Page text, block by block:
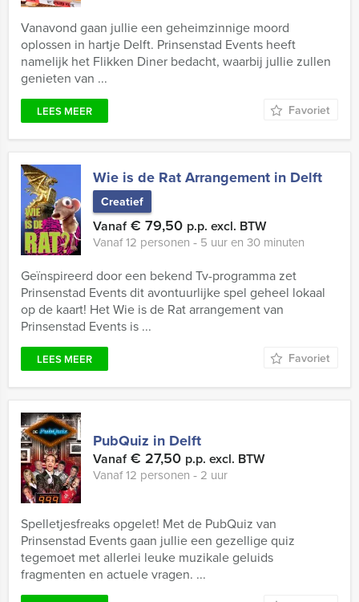
Vanavond gaan jullie een geheimzinnige moord
oplossen in hartje Delft. Prinsenstad Events heeft
namelijk het Flikken Diner bedacht, waarbij jullie zullen
genieten van ...
LEES MEER Favoriet
Wie is de Rat Arrangement in Delft
Creatief
Vanaf€ 79,50 p.p. excl. BTW
Vanaf 12 personen ‐ 5 uur en 30 minuten
Geïnspireerd door een bekend Tv-programma zet
Prinsenstad Events dit avontuurlijke spel geheel lokaal
op de kaart! Het Wie is de Rat arrangement van
Prinsenstad Events is ...
LEES MEER Favoriet
PubQuiz in Delft
Vanaf€ 27,50 p.p. excl. BTW
Vanaf 12 personen ‐ 2 uur
Spelletjesfreaks opgelet! Met de PubQuiz van
Prinsenstad Events gaan jullie een gezellige quiz
tegemoet met allerlei leuke muzikale geluids
fragmenten en actuele vragen. ...